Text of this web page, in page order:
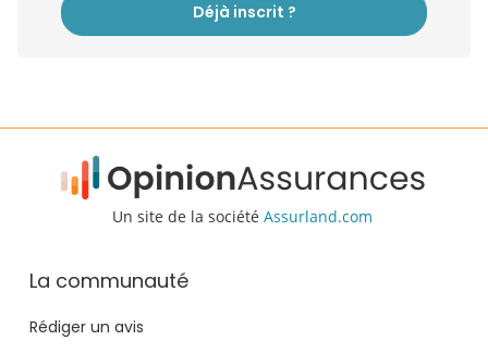
Déjà inscrit ?
Un site de la société Assurland.com
La communauté
Rédiger un avis